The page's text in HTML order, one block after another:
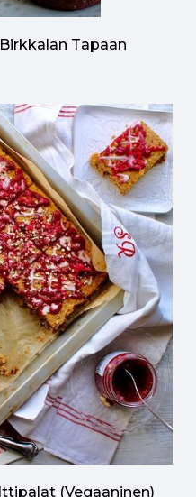
Tapaan
(vegaaninen)